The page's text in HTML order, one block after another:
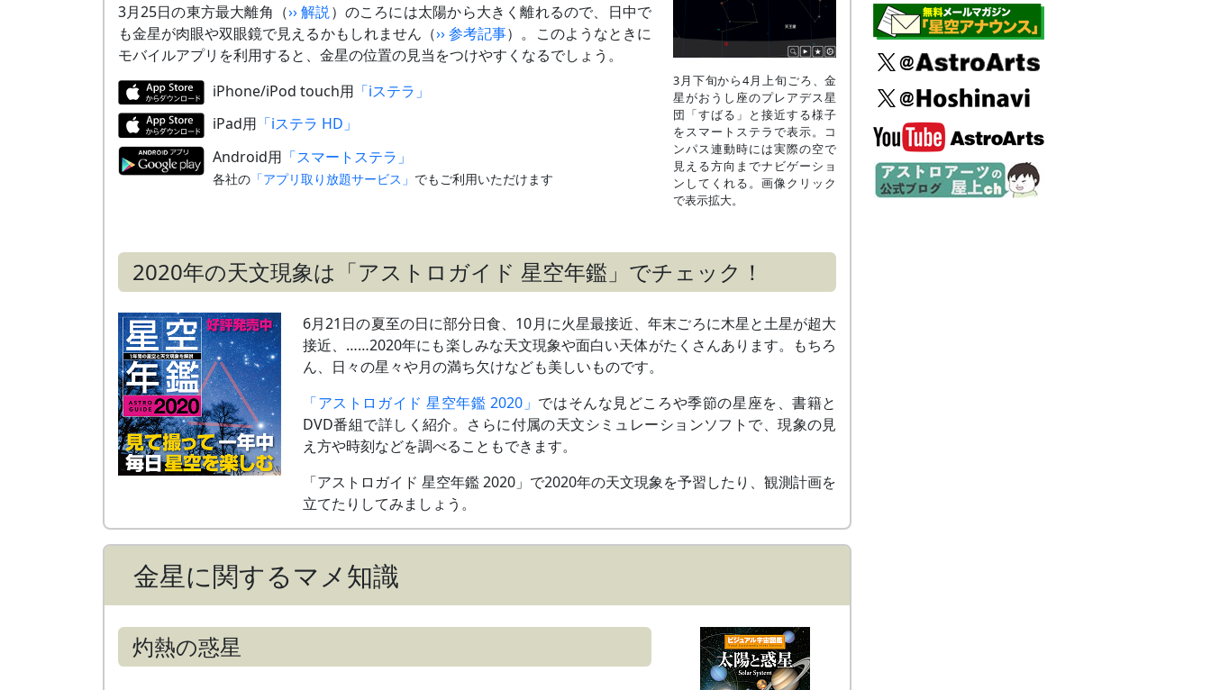
3月25日の東方最大離角（›› 解説）のころには太陽から大きく離れるので、日中で
も金星が肉眼や双眼鏡で見えるかもしれません（›› 参考記事）。このようなときに
モバイルアプリを利用すると、金星の位置の見当をつけやすくなるでしょう。
iPhone/iPod touch用 「iステラ」
iPad用 「iステラ HD」
Android用 「スマートステラ」
各社の「アプリ取り放題サービス」 でもご利用いただけます
3月下旬から4月上旬ごろ、金
星がおうし座のプレアデス星
団「すばる」と接近する様子
をスマートステラで表示。コ
ンパス連動時には実際の空で
見える方向までナビゲーショ
ンしてくれる。画像クリック
で表示拡大。
2020年の天文現象は「アストロガイド 星空年鑑」でチェック！
6月21日の夏至の日に部分日食、10月に火星最接近、年末ごろに木星と土星が超大
接近、……2020年にも楽しみな天文現象や面白い天体がたくさんあります。もちろ
ん、日々の星々や月の満ち欠けなども美しいものです。
「アストロガイド 星空年鑑 2020」 ではそんな見どころや季節の星座を、書籍と
DVD番組で詳しく紹介。さらに付属の天文シミュレーションソフトで、現象の見
え方や時刻などを調べることもできます。
「アストロガイド 星空年鑑 2020」で2020年の天文現象を予習したり、観測計画を
立てたりしてみましょう。
金星に関するマメ知識
灼熱の惑星